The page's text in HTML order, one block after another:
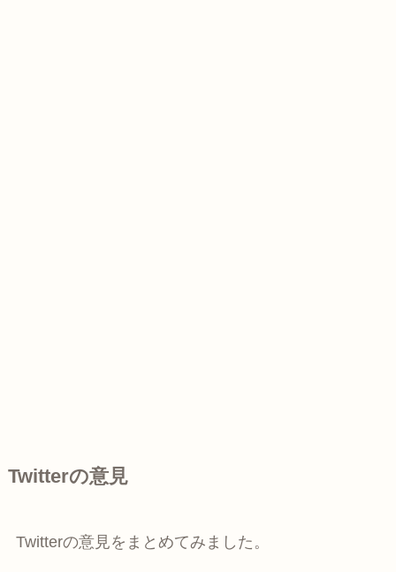
Twitterの意見
Twitterの意見をまとめてみました。